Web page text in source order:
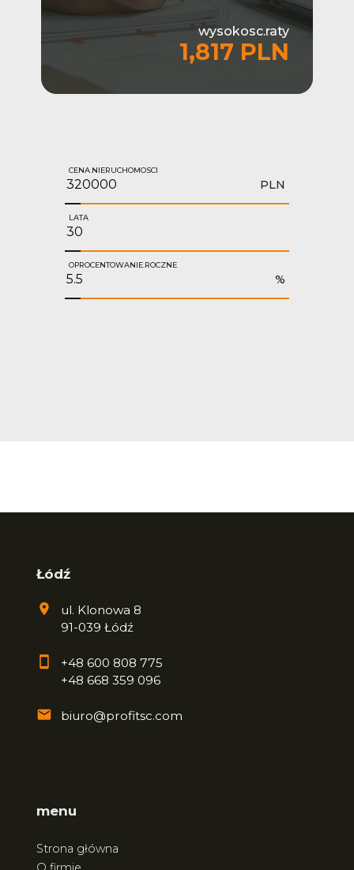
wysokosc.raty
1,817 PLN
CENA.NIERUCHOMOSCI
PLN
LATA
OPROCENTOWANIE.ROCZNE
%
Łódź
ul. Klonowa 8
91-039 Łódź
+48 600 808 775
+48 668 359 096
biuro@profitsc.com
menu
Strona główna